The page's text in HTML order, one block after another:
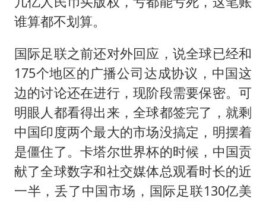
谁算都不划算。
国际足联之前还对外回应，说全球已经和
175个地区的广播公司达成协议，中国这
边的讨论还在进行，现阶段需要保密。可
明眼人都看得出来，全球都签完了，就剩
中国印度两个最大的市场没搞定，明摆着
是僵住了。卡塔尔世界杯的时候，中国贡
献了全球数字和社交媒体总观看时长的近
一半，丢了中国市场，国际足联130亿美